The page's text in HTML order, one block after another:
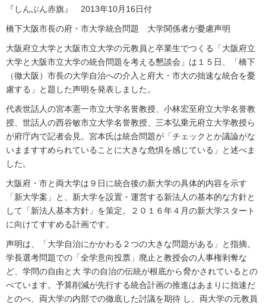
『しんぶん赤旗』 2013年10月16日付
橋下大阪市長の府・市大学統合問題 大学関係者が憂慮声明
大阪府立大学と大阪市立大学の元教員と卒業生でつくる「大阪府立
大学と大阪市立大学の統合問題を考える懇談会」は１５日、「橋下
（徹大阪）市長の大学自治への介入と府大・市大の拙速な統合を憂
慮する」と題した声明を発表しました。
代表世話人の宮本憲一市立大学名誉教授、小林宏至府立大学名誉教
授、世話人の西谷敏市立大学名誉教授、三本弘乗元府立大学教授ら
が府庁内で記者会見。宮本氏は統合問題が「チェックとか議論がな
いまますすめられていることに大きな危惧を感じている」と述べま
した。
大阪府・市と両大学は９日に統合後の新大学の具体的内容を示す
「新大学案」と、新大学を設置・運営する新法人の基本的な方針と
して「新法人基本方針」を策定。２０１６年４月の新大学スタート
に向けてすすめる計画です。
声明は、「大学自治にかかわる２つの大きな問題がある」と指摘。
学長選考問題での「全学意向投票」廃止と教授会の人事権剥奪な
ど、学問の自由と大 学の自治の伝統が根底から脅かされているとの
べています。予算削減が先行する統合計画の推進はあまりに拙速だ
とのべ、両大学の内部での徹底した討議を期待 し、両大学の元教員